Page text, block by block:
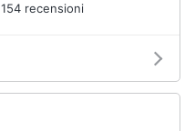
154 recensioni